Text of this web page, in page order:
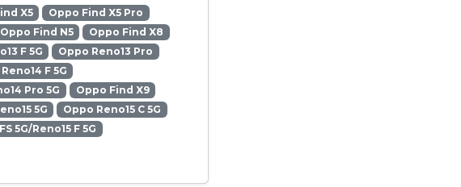
X5
Oppo Find X5 Pro
Oppo Find N5
Oppo Find X8
F 5G
Oppo Reno13 Pro
F 5G
Pro 5G
Oppo Find X9
5G
Oppo Reno15 C 5G
5G/Reno15 F 5G